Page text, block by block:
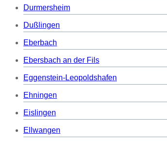
Durmersheim
Dußlingen
Eberbach
Ebersbach an der Fils
Eggenstein-Leopoldshafen
Ehningen
Eislingen
Ellwangen